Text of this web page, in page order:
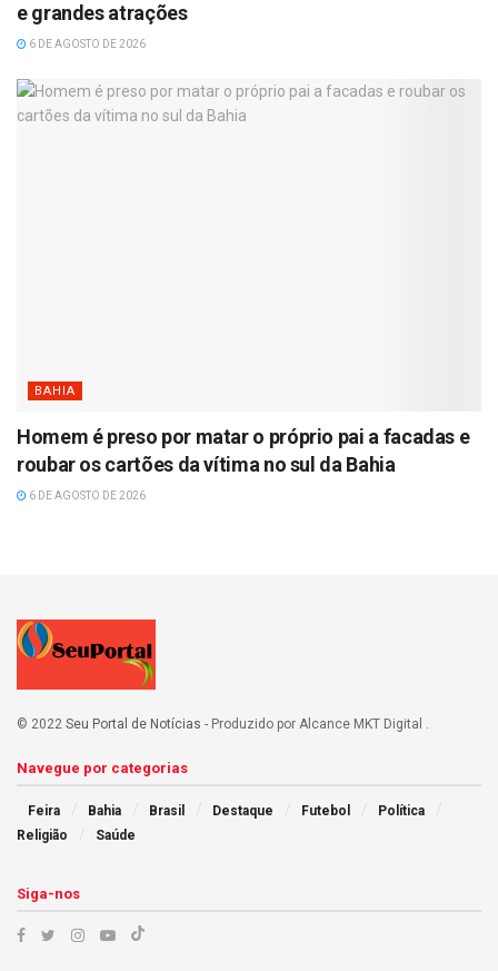
e grandes atrações
6 DE AGOSTO DE 2026
BAHIA
Homem é preso por matar o próprio pai a facadas e
roubar os cartões da vítima no sul da Bahia
6 DE AGOSTO DE 2026
© 2022 Seu Portal de Notícias - Produzido por Alcance MKT Digital
Navegue por categorias
Feira Bahia Brasil Destaque Futebol
Política
Religião
Saúde
Siga-nos